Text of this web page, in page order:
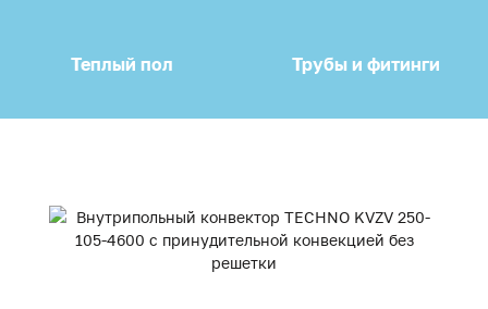
Теплый пол Трубы и фитинги